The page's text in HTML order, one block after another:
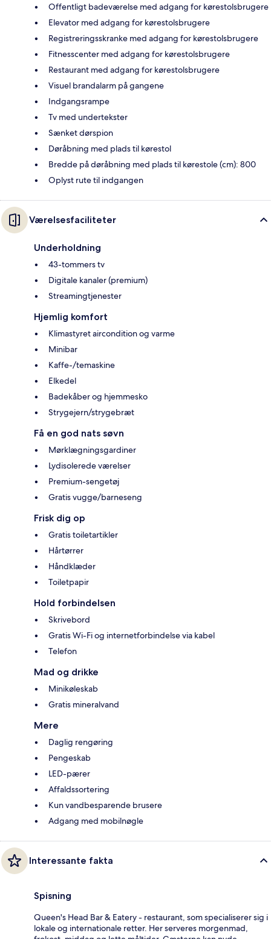
Offentligt badeværelse med adgang for kørestolsbrugere
Elevator med adgang for kørestolsbrugere
Registreringsskranke med adgang for kørestolsbrugere
Fitnesscenter med adgang for kørestolsbrugere
Restaurant med adgang for kørestolsbrugere
Visuel brandalarm på gangene
Indgangsrampe
Tv med undertekster
Sænket dørspion
Døråbning med plads til kørestol
Bredde på døråbning med plads til kørestole (cm): 800
Oplyst rute til indgangen
Værelsesfaciliteter
Underholdning
43-tommers tv
Digitale kanaler (premium)
Streamingtjenester
Hjemlig komfort
Klimastyret aircondition og varme
Minibar
Kaffe-/temaskine
Elkedel
Badekåber og hjemmesko
Strygejern/strygebræt
Få en god nats søvn
Mørklægningsgardiner
Lydisolerede værelser
Premium-sengetøj
Gratis vugge/barneseng
Frisk dig op
Gratis toiletartikler
Hårtørrer
Håndklæder
Toiletpapir
Hold forbindelsen
Skrivebord
Gratis Wi-Fi og internetforbindelse via kabel
Telefon
Mad og drikke
Minikøleskab
Gratis mineralvand
Mere
Daglig rengøring
Pengeskab
LED-pærer
Affaldssortering
Kun vandbesparende brusere
Adgang med mobilnøgle
Interessante fakta
Spisning
Queen's Head Bar & Eatery - restaurant, som specialiserer sig i
lokale og internationale retter. Her serveres morgenmad,